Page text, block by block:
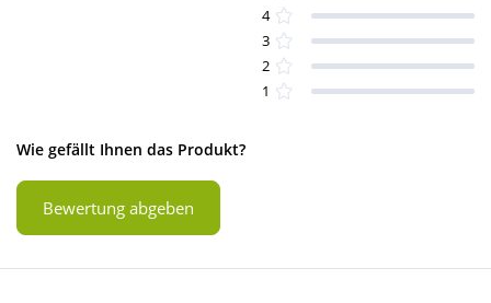
4
3
2
1
Wie gefällt Ihnen das Produkt?
Bewertung abgeben